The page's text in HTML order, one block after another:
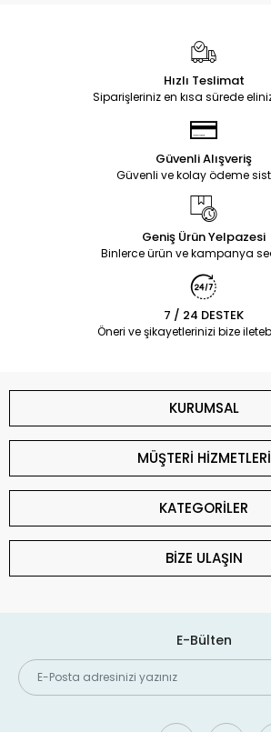
Hızlı Teslimat
Siparişleriniz en kısa sürede
Güvenli Alışveriş
Güvenli ve kolay ödeme
Geniş Ürün Yelpazesi
Binlerce ürün ve kampanya
7 / 24 DESTEK
Öneri ve şikayetlerinizi bize
KURUMSAL
MÜŞTERİ HİZMETLERİ
KATEGORİLER
BİZE ULAŞIN
E-Bülten